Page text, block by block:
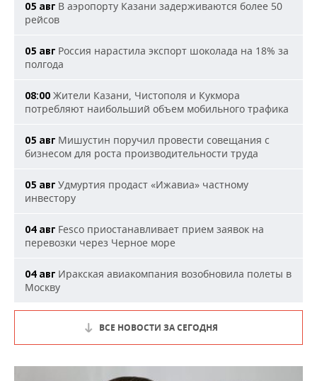
05 авг В аэропорту Казани задерживаются более 50
рейсов
05 авг Россия нарастила экспорт шоколада на 18% за
полгода
08:00 Жители Казани, Чистополя и Кукмора
потребляют наибольший объем мобильного трафика
05 авг Мишустин поручил провести совещания с
бизнесом для роста производительности труда
05 авг Удмуртия продаст «Ижавиа» частному
инвестору
04 авг Fesco приостанавливает прием заявок на
перевозки через Черное море
04 авг Иракская авиакомпания возобновила полеты в
Москву
ВСЕ НОВОСТИ ЗА СЕГОДНЯ